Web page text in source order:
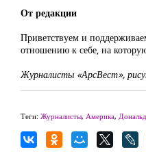
От редакции
Приветствуем и
отношению к себе, на
Журналисты «АрсВест»,
Теги: Журналисты, Америка,